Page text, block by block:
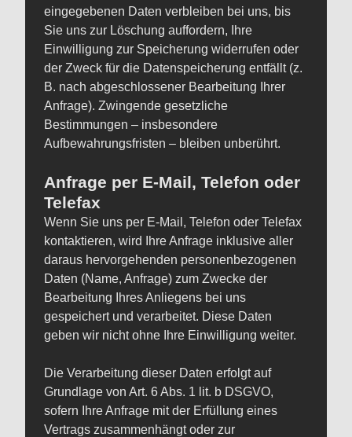
eingegebenen Daten verbleiben bei uns, bis
Sie uns zur Löschung auffordern, Ihre
Einwilligung zur Speicherung widerrufen oder
der Zweck für die Datenspeicherung entfällt (z.
B. nach abgeschlossener Bearbeitung Ihrer
Anfrage). Zwingende gesetzliche
Bestimmungen – insbesondere
Aufbewahrungsfristen – bleiben unberührt.
Anfrage per E-Mail, Telefon oder
Telefax
Wenn Sie uns per E-Mail, Telefon oder Telefax
kontaktieren, wird Ihre Anfrage inklusive aller
daraus hervorgehenden personenbezogenen
Daten (Name, Anfrage) zum Zwecke der
Bearbeitung Ihres Anliegens bei uns
gespeichert und verarbeitet. Diese Daten
geben wir nicht ohne Ihre Einwilligung weiter.
Die Verarbeitung dieser Daten erfolgt auf
Grundlage von Art. 6 Abs. 1 lit. b DSGVO,
sofern Ihre Anfrage mit der Erfüllung eines
Vertrags zusammenhängt oder zur